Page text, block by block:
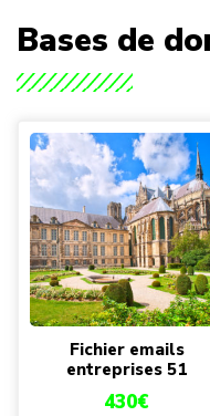
Bases de
Fichier emails
entreprises 51
430€